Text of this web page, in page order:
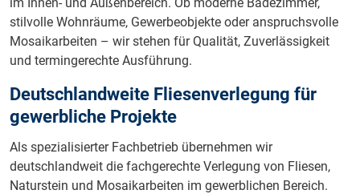
stilvolle Wohnräume, Gewerbeobjekte oder anspruchsvolle
Mosaikarbeiten – wir stehen für Qualität, Zuverlässigkeit
und termingerechte Ausführung.
Deutschlandweite Fliesenverlegung für
gewerbliche Projekte
Als spezialisierter Fachbetrieb übernehmen wir
deutschlandweit die fachgerechte Verlegung von Fliesen,
Naturstein und Mosaikarbeiten im gewerblichen Bereich.